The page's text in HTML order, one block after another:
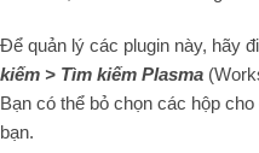
Để quản lý các plugin này, hãy
kiếm > Tìm kiếm Plasma
Bạn có thể bỏ chọn các hộp
bạn.